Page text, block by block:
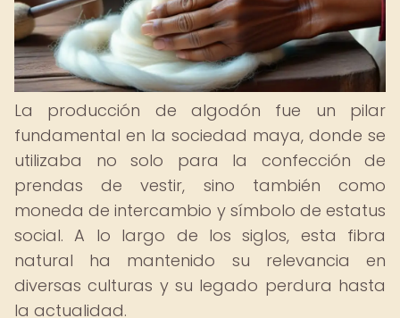
La producción de algodón fue un pilar
fundamental en la sociedad maya, donde se
utilizaba no solo para la confección de
prendas de vestir, sino también como
moneda de intercambio y símbolo de estatus
social. A lo largo de los siglos, esta fibra
natural ha mantenido su relevancia en
diversas culturas y su legado perdura hasta
la actualidad.